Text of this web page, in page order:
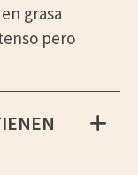
grasa
pero